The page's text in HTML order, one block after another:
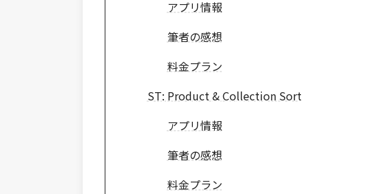
アプリ情報
筆者の感想
料金プラン
ST: Product & Collection Sort
アプリ情報
筆者の感想
料金プラン